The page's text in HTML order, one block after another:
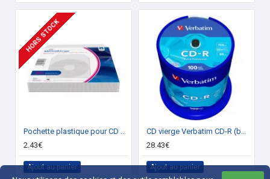
HORS STOCK
Pochette plastique pour CD ou DVD (pack de 50)
2.43€
Ajout au panier
CD vierge Verbatim CD-R (boite de 100)
28.43€
Ajout au panier